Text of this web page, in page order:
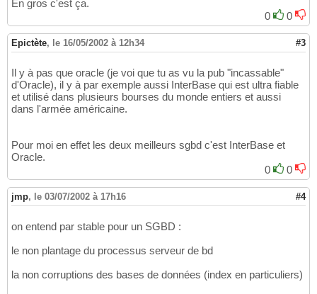
En gros c'est ça.
0
0
Epictète, le 16/05/2002 à 12h34 #3
Il y à pas que oracle (je voi que tu as vu la pub "incassable"
d'Oracle), il y à par exemple aussi InterBase qui est ultra fiable
et utilisé dans plusieurs bourses du monde entiers et aussi
dans l'armée américaine.
Pour moi en effet les deux meilleurs sgbd c'est InterBase et
Oracle.
0
0
jmp, le 03/07/2002 à 17h16 #4
on entend par stable pour un SGBD :
le non plantage du processus serveur de bd
la non corruptions des bases de données (index en particuliers)